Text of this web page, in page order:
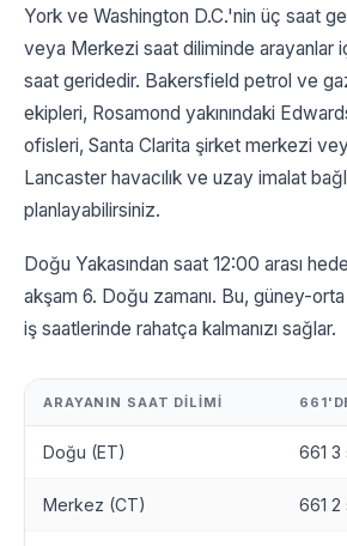
York ve Washington D.C.'nin üç saat
veya Merkezi saat diliminde arayanlar
saat geridedir. Bakersfield petrol ve
ekipleri, Rosamond yakınındaki
ofisleri, Santa Clarita şirket merkezi
Lancaster havacılık ve uzay imalat
planlayabilirsiniz.
Doğu Yakasından saat 12:00 arası
akşam 6. Doğu zamanı. Bu, güney-
iş saatlerinde rahatça kalmanızı sağlar.
ARAYANIN SAAT DILIMI
Doğu (ET) 661 3
Merkez (CT) 661 2